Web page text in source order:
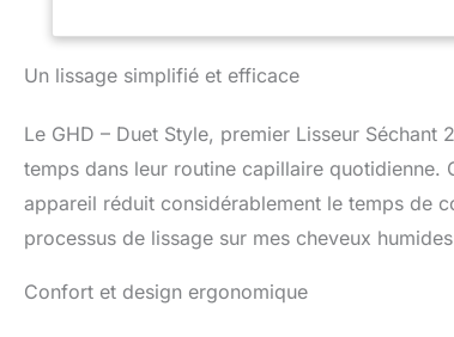
Un lissage simplifié et efficace
Le GHD – Duet Style, premier Lisseur
temps dans leur routine capillaire quotidienne.
appareil réduit considérablement le temps de
processus de lissage sur mes cheveux
Confort et design ergonomique